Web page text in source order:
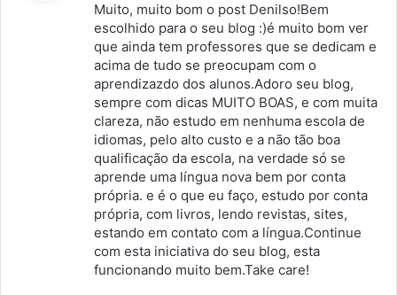
s
e
:
Muito, muito bom o post Denilso!Bem
escolhido para o seu blog :)é muito bom ver
que ainda tem professores que se dedicam e
acima de tudo se preocupam com o
aprendizazdo dos alunos.Adoro seu blog,
sempre com dicas MUITO BOAS, e com muita
clareza, não estudo em nenhuma escola de
idiomas, pelo alto custo e a não tão boa
qualificação da escola, na verdade só se
aprende uma língua nova bem por conta
própria. e é o que eu faço, estudo por conta
própria, com livros, lendo revistas, sites,
estando em contato com a língua.Continue
com esta iniciativa do seu blog, esta
funcionando muito bem.Take care!